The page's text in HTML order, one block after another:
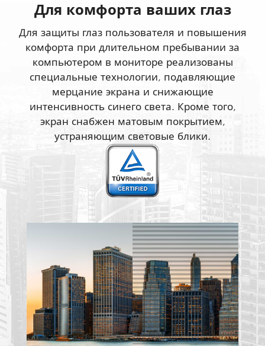
Для комфорта ваших глаз
Для защиты глаз пользователя и повышения
комфорта при длительном пребывании за
компьютером в мониторе реализованы
специальные технологии, подавляющие
мерцание экрана и снижающие
интенсивность синего света. Кроме того,
экран снабжен матовым покрытием,
устраняющим световые блики.